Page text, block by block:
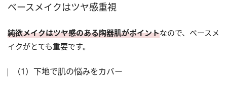
ベースメイクはツヤ感重視
純欲メイクはツヤ感のある陶器肌がポイントなので、ベースメ
イクがとても重要です。
（1）下地で肌の悩みをカバー